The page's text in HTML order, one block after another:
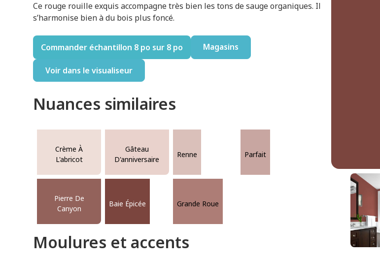
Ce rouge rouille exquis accompagne très bien les tons de sauge organiques. Il
s’harmonise bien à du bois plus foncé.
Commander échantillon 8 po sur 8 po Magasins
Voir dans le visualiseur
Nuances similaires
Crème À
L'abricot
Gâteau
D'anniversaire
Renne Parfait
Pierre De
Canyon
Baie Épicée Grande Roue
Moulures et accents
Baie Épicée
DLX1059-7